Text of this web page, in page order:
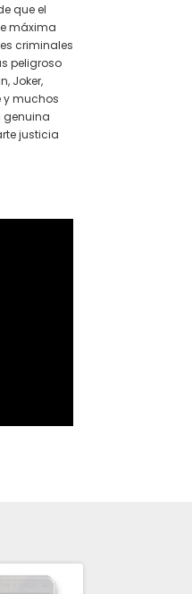
que el
máxima
criminales
peligroso
Joker,
y muchos
genuina
justicia